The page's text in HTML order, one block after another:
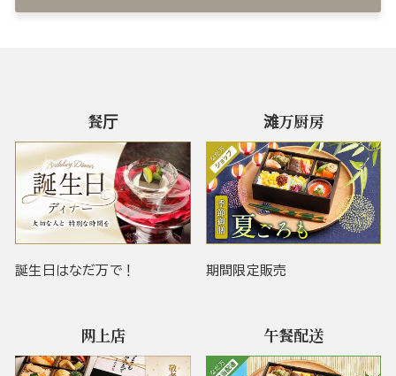
餐厅
誕生日はなだ万で！
滩万厨房
期間限定販売
网上店 午餐配送